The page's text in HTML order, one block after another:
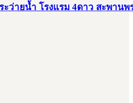
ะว่ายน้ำ โรงแรม 4ดาว สะพานพ